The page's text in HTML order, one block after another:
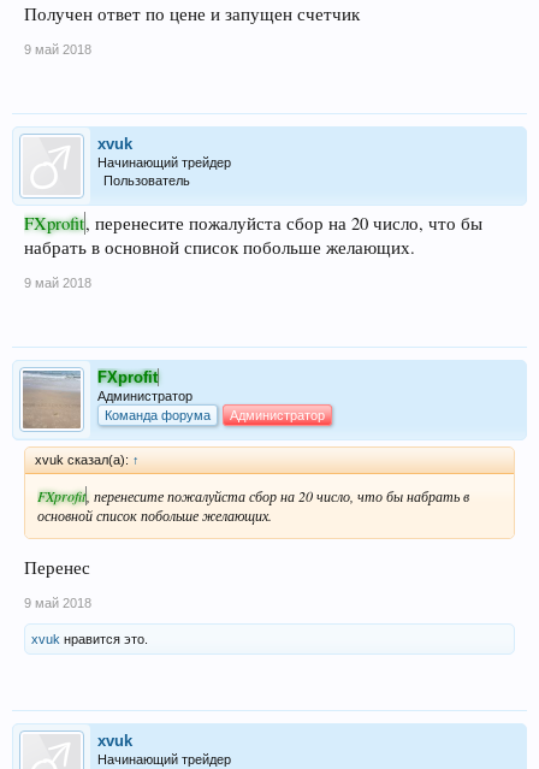
Получен ответ по цене и запущен счетчик
9 май 2018
xvuk
Начинающий трейдер
Пользователь
FXprofit, перенесите пожалуйста сбор на 20 число, что бы
набрать в основной список побольше желающих.
9 май 2018
FXprofit
Администратор
Команда форума
Администратор
xvuk сказал(а): ↑
FXprofit, перенесите пожалуйста сбор на 20 число, что бы набрать в
основной список побольше желающих.
Перенес
9 май 2018
xvuk нравится это.
xvuk
Начинающий трейдер